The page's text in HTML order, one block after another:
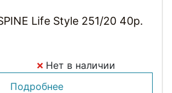
Life Style 251/20 40р.
Нет в наличии
Подробнее